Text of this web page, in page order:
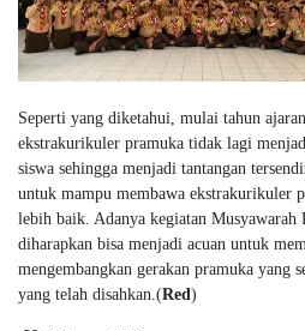
Seperti yang diketahui, mulai tahun
ekstrakurikuler pramuka tidak lagi
siswa sehingga menjadi tantangan
untuk mampu membawa ekstrakurikuler
lebih baik. Adanya kegiatan Musyawarah
diharapkan bisa menjadi acuan untuk
mengembangkan gerakan pramuka yang
yang telah disahkan.(Red)